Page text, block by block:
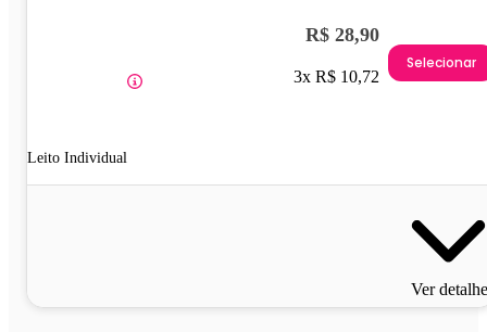
Leito Individual
R$ 28,90
3x R$ 10,72
Selecionar
Ver